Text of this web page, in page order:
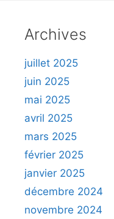
Archives
juillet 2025
juin 2025
mai 2025
avril 2025
mars 2025
février 2025
janvier 2025
décembre 2024
novembre 2024